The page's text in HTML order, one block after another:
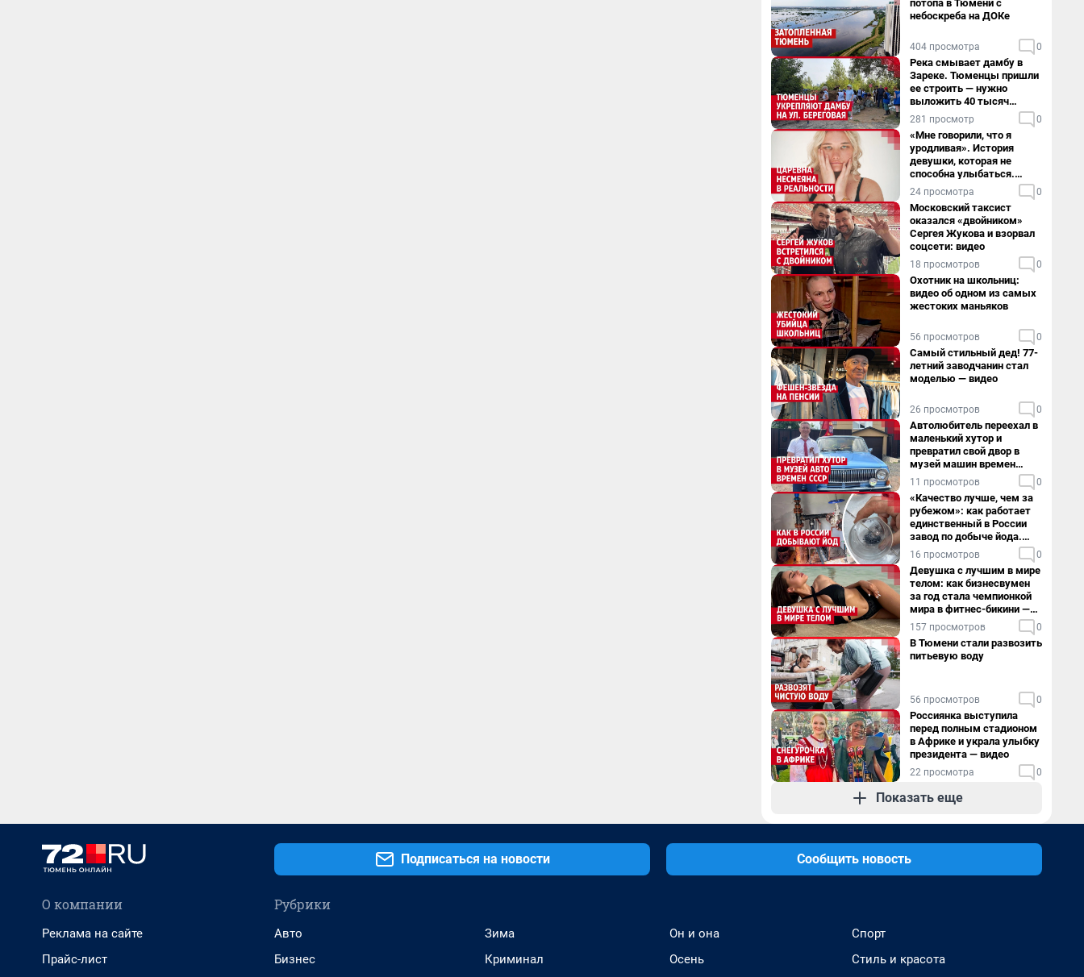
потопа в Тюмени с
небоскреба на ДОКе
404 просмотра 0
Река смывает дамбу в
Зареке. Тюменцы пришли
ее строить — нужно
выложить 40 тысяч
мешков за сутки
281 просмотр 0
«Мне говорили, что я
уродливая». История
девушки, которая не
способна улыбаться.
Видео
24 просмотра 0
Московский таксист
оказался «двойником»
Сергея Жукова и взорвал
соцсети: видео
18 просмотров 0
Охотник на школьниц:
видео об одном из самых
жестоких маньяков
56 просмотров 0
Самый стильный дед! 77-
летний заводчанин стал
моделью — видео
26 просмотров 0
Автолюбитель переехал в
маленький хутор и
превратил свой двор в
музей машин времен
СССР. Видео
11 просмотров 0
«Качество лучше, чем за
рубежом»: как работает
единственный в России
завод по добыче йода.
Видео
16 просмотров 0
Девушка с лучшим в мире
телом: как бизнесвумен
за год стала чемпионкой
мира в фитнес-бикини —
видео
157 просмотров 0
В Тюмени стали развозить
питьевую воду
56 просмотров 0
Россиянка выступила
перед полным стадионом
в Африке и украла улыбку
президента — видео
22 просмотра 0
Показать еще
Подписаться на новости Сообщить новость
О компании
Реклама на сайте
Прайс-лист
Рубрики
Авто
Бизнес
Зима
Криминал
Он и она
Осень
Спорт
Стиль и красота